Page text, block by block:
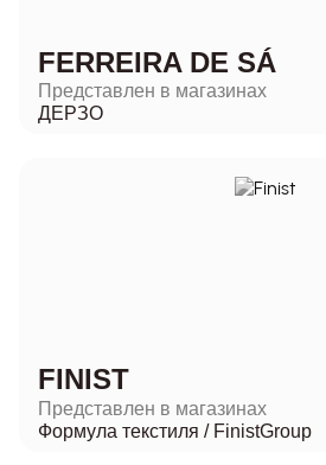
FERREIRA DE SÁ
Представлен в магазинах
ДЕРЗО
FINIST
Представлен в магазинах
Формула текстиля / FinistGroup